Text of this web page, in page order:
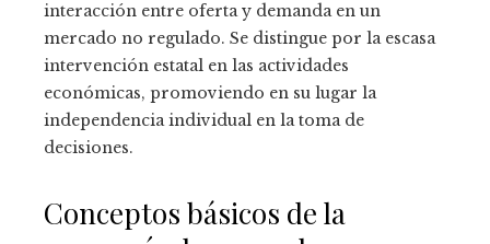
interacción entre oferta y demanda en un
mercado no regulado. Se distingue por la escasa
intervención estatal en las actividades
económicas, promoviendo en su lugar la
independencia individual en la toma de
decisiones.
Conceptos básicos de la